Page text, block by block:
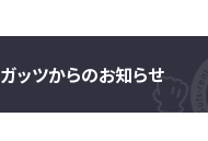
ガッツからのお知らせ